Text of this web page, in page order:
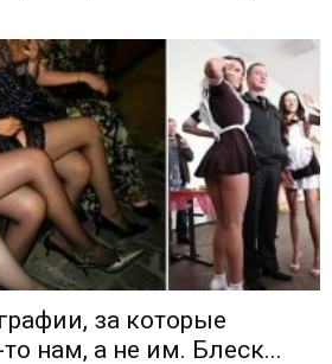
за которые
нам, а не им. Блеск...